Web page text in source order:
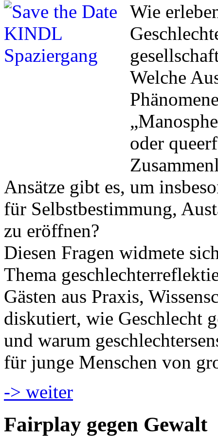
Wie
Welche
oder
Ansätze gibt es, um
für Selbstbestimmung,
zu eröffnen?
Diesen Fragen widmete
Thema
Gästen aus Praxis,
diskutiert, wie Geschlecht
und warum
für junge Menschen von
-> weiter
Fairplay gegen Gewalt